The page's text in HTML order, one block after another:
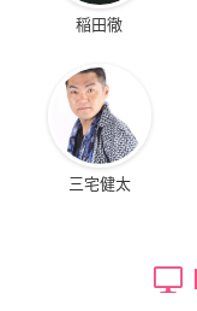
稲田徹
三宅健太